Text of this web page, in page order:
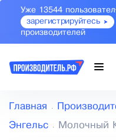
Уже 13544
зарегистрируйтесь
производителей
Главная
Энгельс Молочный